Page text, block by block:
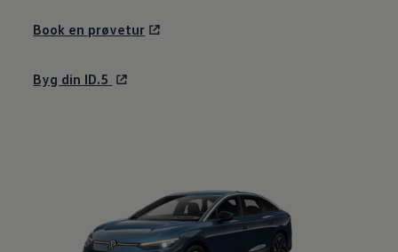
Book en prøvetur
Byg din ID.5